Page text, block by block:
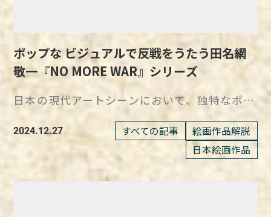
や表現が注目されています。 社会的メッセー
ジを込めた代表作であり波乱万丈な人生を歩ん
だ『絵踏』 国観は、独自のスタイルと視点を
持ち続けた日本画家で、彼の作品は、当時の日
本社会に対する鋭い洞察を反映し、特に『絵
踏』はその代表作として高く評価されていま
す。 この作品は、国観の芸術的な革新性や社
会的メッセージを強く感じさせるものであり、
今もなおその価値が再評価されています。
『絵踏』は、単なる歴史画ではなく、彼の時代
び』に見られる構図の斬新さや空間の扱いは、
モネが日本の浮世絵から得た影響を物語ってい
るといえるでしょう。 モネの芸術的探究と家
族への愛が詰まった『舟遊び』は、見る者に彼
の創造力と感性の深さを感じさせる一枚です。
モネが描く光と色彩の繊細で美しい日常を楽し
める作品『舟遊び』 今回紹介した『舟遊び』
は、モネの創造力や観察眼の深さを感じさせる
傑作です。 この作品では、日常の穏やかなひ
とときを大胆な構図と繊細な色彩で切り取り、
れ、立雛たちびなが鮮明に描かれています。
絵の上部には、夢二自作の句「白桃や恋はほの
かにあるべかり」が添えられており、彼の詩的
な感性が表れています。 この作品は、夢二が
ある料亭から訴えられた訴訟で、小林俊三が弁
護士として勝訴に導いたお礼として贈られまし
た。 小林は後年、「大した訴訟でもないので
鯛を釣り上げたようなものだった」と述べてお
り、作品を贈ってもらったことに対する喜びを
振り返っています。 一方、『南枝王春』は昭
1970年代になると、草間彌生の作品に再びか
ぼちゃが登場します。 この時期、彼女はかぼ
ちゃをドット模様と組み合わせ、より個性的で
象徴的な作品として昇華させていきました。
1994年、草間は瀬戸内海に浮かぶ直島で、黄
色地に黒のドット模様が施された巨大なかぼち
ゃのインスタレーションを発表。 この作品
は、海と空、そして直島の静寂な風景と調和
し、多くの人々に感動を与えました。 2000年
代に入り、草間彌生のかぼちゃはさらに多様な
ヤノベケンジの代表作である『SHIP’S CAT』
は、シリーズものとして各地に設置されていま
す。 宇宙服を着た不思議で巨大な白猫のオブ
ジェ『SHIP’S CAT』とは 作品名：SHIP'S CAT
作者：ヤノベケンジ 『SHIP’S CAT』は、古代
エジプトから船に乗り、大航海時代にネズミか
ら貨物や船を守ったり、疫病を防いだりしなが
ら世界中を旅してきた猫です。 ときには船員
の心を癒す友にもなり、猫のもつ愛らしさによ
ってマスコットのように扱われたり守り神とし
ポップな ビジュアルで反戦をうたう田名網
敬一『NO MORE WAR』シリーズ
日本の現代アートシーンにおいて、独特なポッ
プアートスタイルと社会的メッセージを融合さ
せた作品で知られる田名網敬一。 彼の代表作
の一つに挙げられるのが、1967年に制作され
た『NO MORE WAR』シリーズです。 アメリ
カンカルチャーやポップアートの影響を受けつ
2024.12.27 すべての記事
絵画作品解説
日本絵画作品